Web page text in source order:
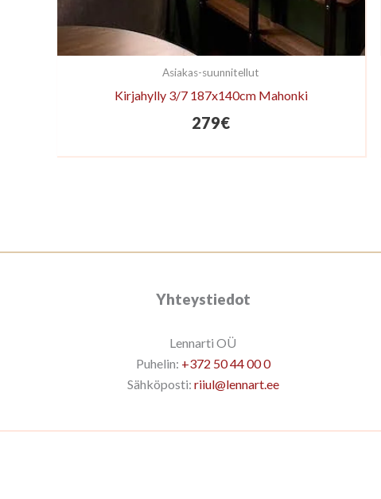
Asiakas-suunnitellut
Kirjahylly 3/7 187x140cm Mahonki
279€
Yhteystiedot
Lennarti OÜ
Puhelin: +372 50 44 00 0
Sähköposti: riiul@lennart.ee